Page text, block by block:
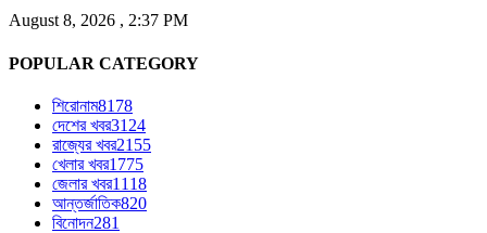
August 8, 2026 , 2:37 PM
POPULAR CATEGORY
শিরোনাম8178
দেশের খবর3124
রাজ্যের খবর2155
খেলার খবর1775
জেলার খবর1118
আন্তর্জাতিক820
বিনোদন281